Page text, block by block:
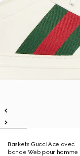
Baskets Gucci Ace avec
bande Web pour homme